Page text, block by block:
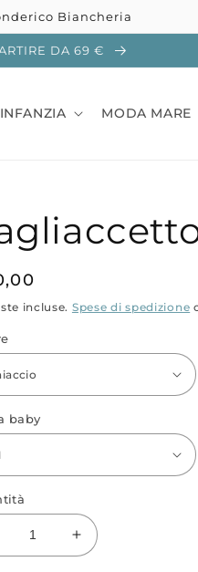
Biancheria
DA 69 €
MODA MARE
incluse. Spese di spedizione
baby
Aumenta
quantità